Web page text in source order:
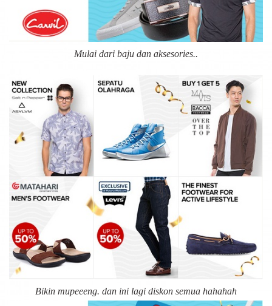
Mulai dari baju dan aksesories..
Bikin mupeeeng. dan ini lagi diskon semua hahahah